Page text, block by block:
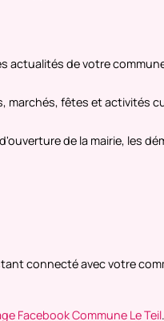
actualités de votre
marchés, fêtes et activités
de la mairie, les
connecté avec votre
Facebook Commune Le Teil.